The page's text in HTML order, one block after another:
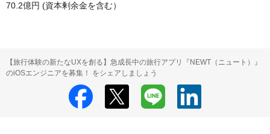
70.2億円 (資本剰余金を含む）
【旅行体験の新たなUXを創る】急成長中の旅行アプリ『NEWT（ニュート）』
のiOSエンジニアを募集！ をシェアしましょう